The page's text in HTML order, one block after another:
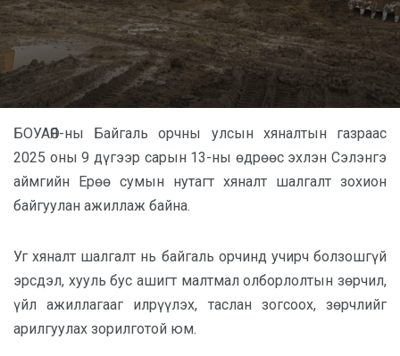
БОУАӨЯ-ны Байгаль орчны улсын хяналтын газраас
2025 оны 9 дүгээр сарын 13-ны өдрөөс эхлэн Сэлэнгэ
аймгийн Ерөө сумын нутагт хяналт шалгалт зохион
байгуулан ажиллаж байна.
Уг хяналт шалгалт нь байгаль орчинд учирч болзошгүй
эрсдэл, хууль бус ашигт малтмал олборлолтын зөрчил,
үйл ажиллагааг илрүүлэх, таслан зогсоох, зөрчлийг
арилгуулах зорилготой юм.